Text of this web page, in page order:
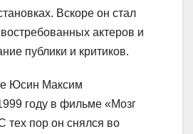
Вскоре он стал
актеров и
публики и критиков.
Юсин Максим
году в фильме «Мозг
тех пор он снялся во